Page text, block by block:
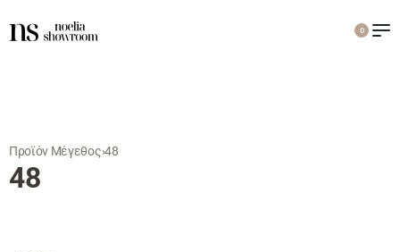
0
Προϊόν Μέγεθος›48
48